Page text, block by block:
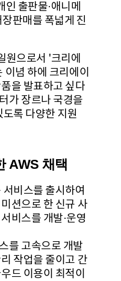
출판물·애니메
판매를 폭넓게 진
원으로서 '크리에
념 하에 크리에이
을 발표하고 싶다
가 장르나 국경을
록 다양한 지원
AWS 채택
비스를 출시하여
션으로 한 신규 사
비스를 개발·운영
를 고속으로 개발
작업을 줄이고 간
드 이용이 최적이